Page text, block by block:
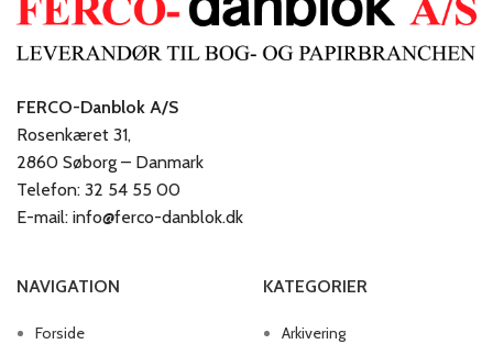
FERCO-Danblok A/S
Rosenkæret 31,
2860 Søborg – Danmark
Telefon: 32 54 55 00
E-mail: info@ferco-danblok.dk
NAVIGATION
Forside
KATEGORIER
Arkivering